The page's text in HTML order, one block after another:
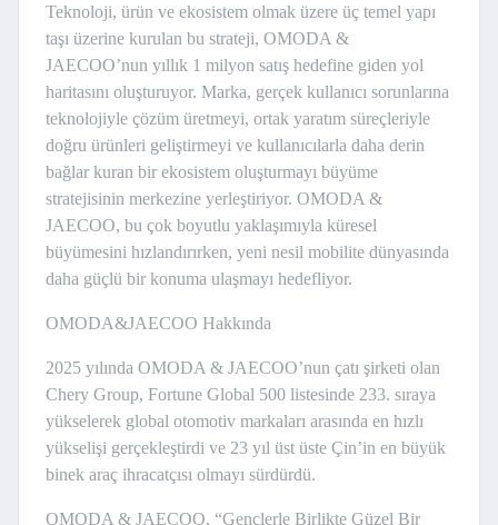
Teknoloji, ürün ve ekosistem olmak üzere üç temel yapı
taşı üzerine kurulan bu strateji, OMODA &
JAECOO’nun yıllık 1 milyon satış hedefine giden yol
haritasını oluşturuyor. Marka, gerçek kullanıcı sorunlarına
teknolojiyle çözüm üretmeyi, ortak yaratım süreçleriyle
doğru ürünleri geliştirmeyi ve kullanıcılarla daha derin
bağlar kuran bir ekosistem oluşturmayı büyüme
stratejisinin merkezine yerleştiriyor. OMODA &
JAECOO, bu çok boyutlu yaklaşımıyla küresel
büyümesini hızlandırırken, yeni nesil mobilite dünyasında
daha güçlü bir konuma ulaşmayı hedefliyor.
OMODA&JAECOO Hakkında
2025 yılında OMODA & JAECOO’nun çatı şirketi olan
Chery Group, Fortune Global 500 listesinde 233. sıraya
yükselerek global otomotiv markaları arasında en hızlı
yükselişi gerçekleştirdi ve 23 yıl üst üste Çin’in en büyük
binek araç ihracatçısı olmayı sürdürdü.
OMODA & JAECOO, “Gençlerle Birlikte Güzel Bir